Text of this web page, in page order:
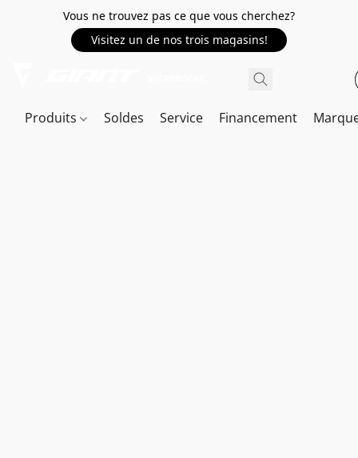
Vous ne trouvez pas ce que vous cherchez?
Visitez un de nos trois magasins!
Produits Soldes Service Financement